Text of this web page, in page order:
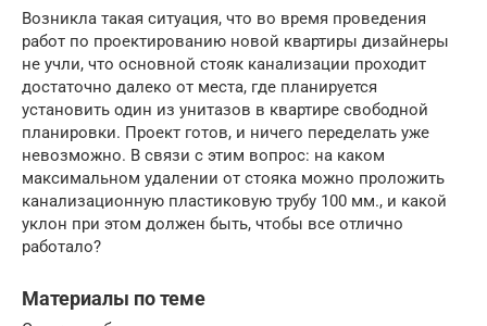
Возникла такая ситуация, что во время проведения
работ по проектированию новой квартиры дизайнеры
не учли, что основной стояк канализации проходит
достаточно далеко от места, где планируется
установить один из унитазов в квартире свободной
планировки. Проект готов, и ничего переделать уже
невозможно. В связи с этим вопрос: на каком
максимальном удалении от стояка можно проложить
канализационную пластиковую трубу 100 мм., и какой
уклон при этом должен быть, чтобы все отлично
работало?
Материалы по теме